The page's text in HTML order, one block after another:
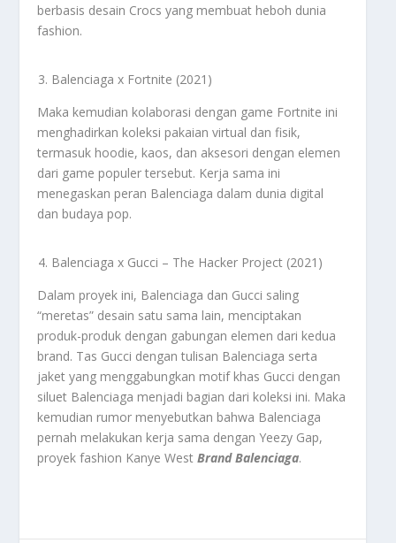
berbasis desain Crocs yang membuat heboh dunia
fashion.
Balenciaga x Fortnite (2021)
Maka kemudian kolaborasi dengan game Fortnite ini
menghadirkan koleksi pakaian virtual dan fisik,
termasuk hoodie, kaos, dan aksesori dengan elemen
dari game populer tersebut. Kerja sama ini
menegaskan peran Balenciaga dalam dunia digital
dan budaya pop.
Balenciaga x Gucci – The Hacker Project (2021)
Dalam proyek ini, Balenciaga dan Gucci saling
“meretas” desain satu sama lain, menciptakan
produk-produk dengan gabungan elemen dari kedua
brand. Tas Gucci dengan tulisan Balenciaga serta
jaket yang menggabungkan motif khas Gucci dengan
siluet Balenciaga menjadi bagian dari koleksi ini. Maka
kemudian rumor menyebutkan bahwa Balenciaga
pernah melakukan kerja sama dengan Yeezy Gap,
proyek fashion Kanye West Brand Balenciaga.